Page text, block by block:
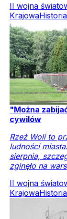
II wojna
KrajowaHistoria
"Można
cywilów
Rzeź Woli to
ludności
sierpnia,
zginęło na
II wojna
KrajowaHistoria